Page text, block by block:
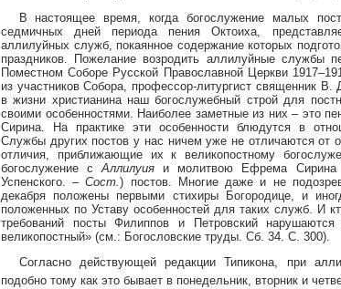
В настоящее время, когда богослужение малых
седмичных дней периода пения Октоиха,
аллилуйных служб, покаянное содержание которых
праздников. Пожелание возродить аллилуйные службы
Поместном Соборе Русской Православной Церкви
из участников Собора, профессор-литургист священник
в жизни христианина наш богослужебный строй для
своими особенностями. Наиболее заметные из них – это
Сирина. На практике эти особенности блюдутся в
Службы других постов у нас ничем уже не отличаются от
отличия, приближающие их к великопостному
богослужение сАллилуия и молитвою Ефрема Сирина
Успенского. –Сост.) постов. Многие даже и не
декабря положены первыми стихиры Богородице, и
положенных по Уставу особенностей для таких служб. И
требований посты Филиппов и Петровский
великопостный» (см.: Богословские труды. Сб. 34. С. 300).
Согласно действующей редакции Типикона, при
подобно тому как это бывает в понедельник, вторник и